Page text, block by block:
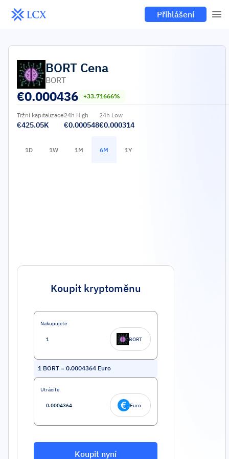
Přihlášení
BORT Cena
BORT
€0.000436 +33.71666%
Tržní kapitalizace
€425.05K
24h High
€0.000548
24h Low
€0.000314
1D 1W 1M 6M 1Y
Koupit kryptoměnu
Nakupujete
BORT
1 BORT = 0.0004364 Euro
Utrácíte
Euro
Koupit nyní